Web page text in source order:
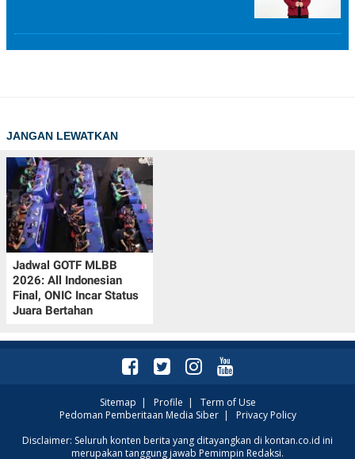
JANGAN LEWATKAN
Jadwal GOTF MLBB
2026: All Indonesian
Final, ONIC Incar Status
Juara Bertahan
Sitemap | Profile | Term of Use
Pedoman Pemberitaan Media Siber| Privacy Policy
Disclaimer: Seluruh konten berita yang ditayangkan di kontan.co.id ini
merupakan tanggung jawab Pemimpin Redaksi.